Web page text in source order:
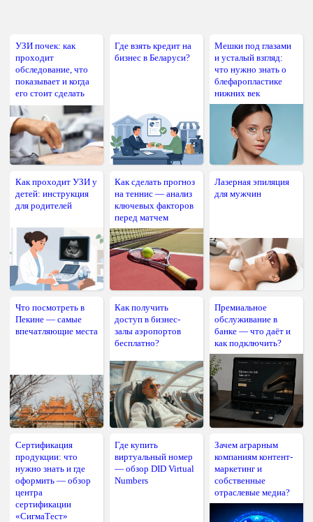
УЗИ почек: как
проходит
обследование, что
показывает и когда
его стоит сделать
Где взять кредит на
бизнес в Беларуси?
Мешки под глазами
и усталый взгляд:
что нужно знать о
блефаропластике
нижних век
Как проходит УЗИ у
детей: инструкция
для родителей
Как сделать прогноз
на теннис — анализ
ключевых факторов
перед матчем
Лазерная эпиляция
для мужчин
Что посмотреть в
Пекине — самые
впечатляющие места
Как получить
доступ в бизнес-
залы аэропортов
бесплатно?
Премиальное
обслуживание в
банке — что даёт и
как подключить?
Сертификация
продукции: что
нужно знать и где
оформить — обзор
центра
сертификации
«СигмаТест»
Где купить
виртуальный номер
— обзор DID Virtual
Numbers
Зачем аграрным
компаниям контент-
маркетинг и
собственные
отраслевые медиа?